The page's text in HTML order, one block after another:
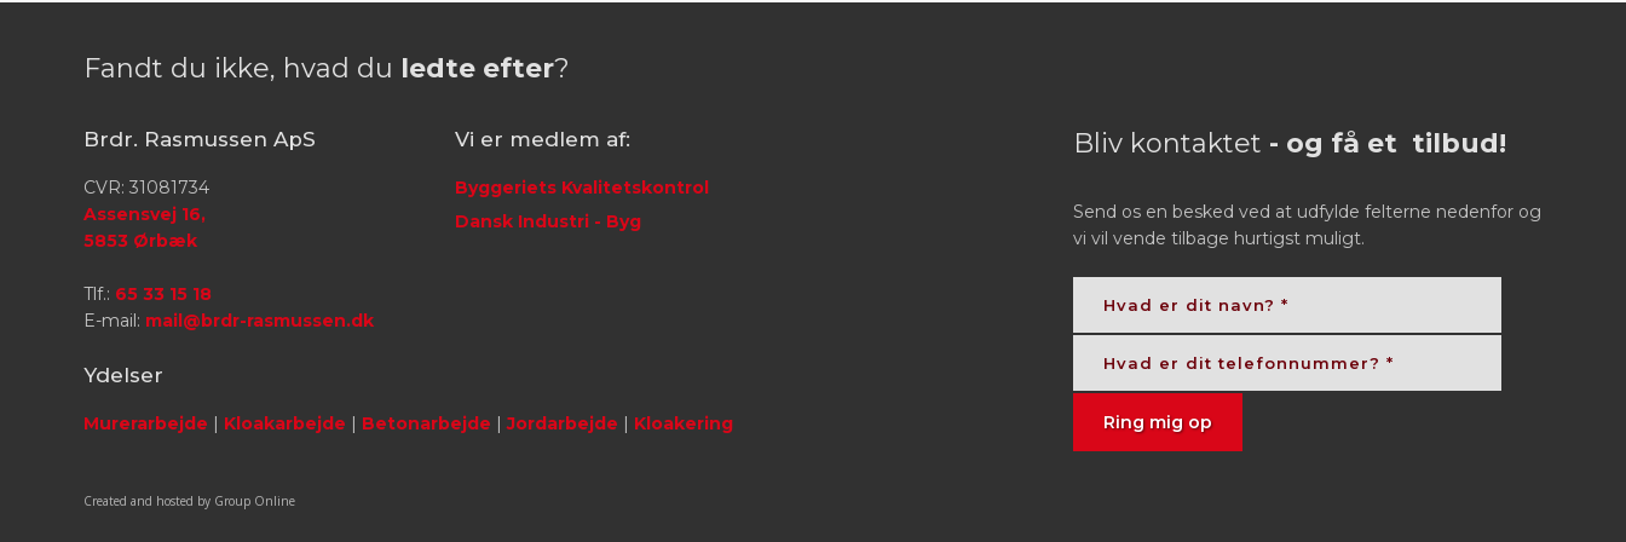
Fandt du ikke, hvad du ledte efter?
Brdr. Rasmussen ApS
CVR: 31081734
Assensvej 16,
​5853 Ørbæk
Tlf.: 65 33 15 18
E-mail: mail@brdr-rasmussen.dk
Vi er medlem af:
​Byggeriets Kvalitetskontrol
Dansk Industri - Byg
Ydelser​
Murerarbejde | Kloakarbejde | Betonarbejde |Jordarbejde | Kloakering
Bliv kontaktet - og få et tilbud!
Send os en besked ved at udfylde felterne nedenfor og
vi vil vende tilbage hurtigst muligt.
Created and hosted by Group Online